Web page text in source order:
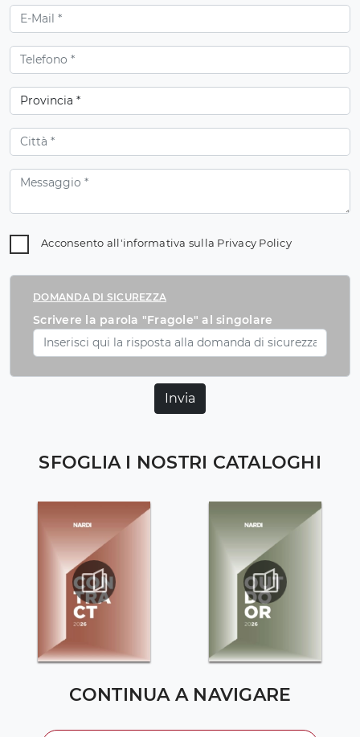
SFOGLIA I NOSTRI CATALOGHI
CONTINUA A NAVIGARE
Acconsento all'informativa sulla Privacy Policy
DOMANDA DI SICUREZZA
Scrivere la parola "Fragole" al singolare
Invia